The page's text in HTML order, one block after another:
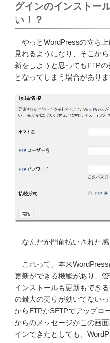
グインのインストー
い！？
やっとWordPressの立ち
見れるようになり、そこか
新をしようと思ってもFTP
となってしまう場合がありま
なんだか門前払いされた感
これって、本来
更新ができる機能があり、
インストールも更新もでき
の最大の売りが効いてない
からFTPかSFTPでアップロ
からのメッセージがこの画
インできたとしても、